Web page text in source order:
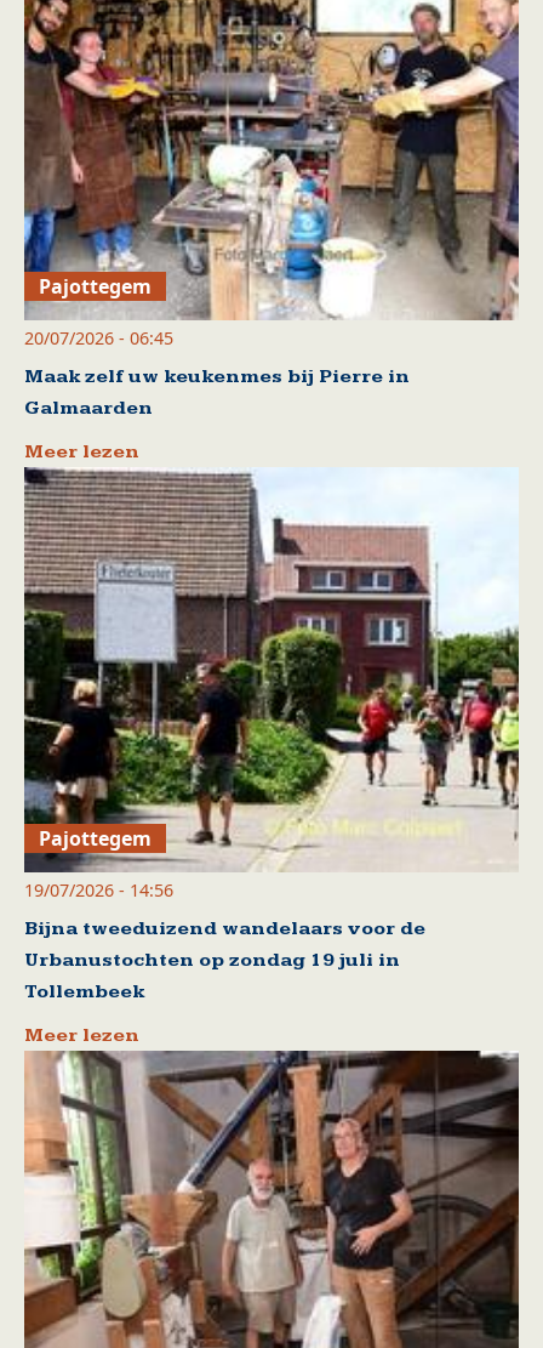
Pajottegem
20/07/2026 - 06:45
Maak zelf uw keukenmes bij Pierre in
Galmaarden
Meer lezen
Pajottegem
19/07/2026 - 14:56
Bijna tweeduizend wandelaars voor de
Urbanustochten op zondag 19 juli in
Tollembeek
Meer lezen